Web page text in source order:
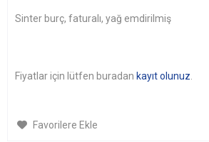
Sinter burç, faturalı, yağ emdirilmiş
Fiyatlar için lütfen buradan kayıt olunuz
Favorilere Ekle